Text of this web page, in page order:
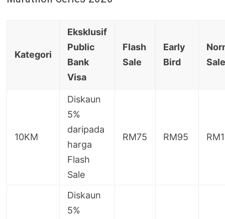
Kategori
Eksklusif
Public
Bank
Visa
Flash
Sale
Early
Bird
10KM
Diskaun
5%
daripada
harga
Flash
Sale
RM75 RM95
Diskaun
5%